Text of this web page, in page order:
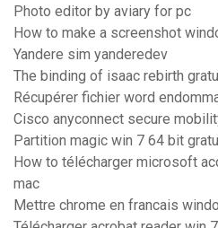
Photo editor by aviary for pc
How to make a screenshot
Yandere sim yanderedev
The binding of isaac rebirth
Récupérer fichier word
Cisco anyconnect secure
Partition magic win 7 64 bit
How to télécharger microsoft
mac
Mettre chrome en francais